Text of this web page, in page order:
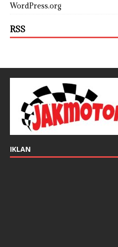
WordPress.org
RSS
IKLAN